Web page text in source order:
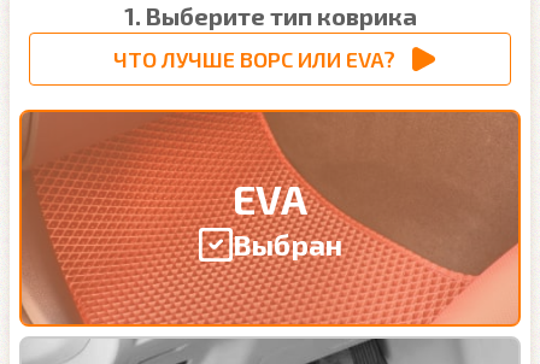
1. Выберите тип коврика
ЧТО ЛУЧШЕ ВОРС ИЛИ EVA?
EVA
Выбран